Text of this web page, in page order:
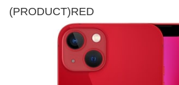
(PRODUCT)RED